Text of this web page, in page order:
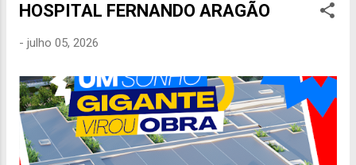
HOSPITAL FERNANDO ARAGÃO
- julho 05, 2026